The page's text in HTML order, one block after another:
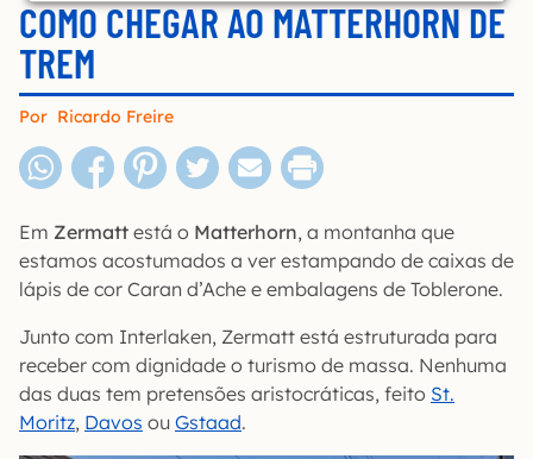
COMO CHEGAR AO MATTERHORN DE
TREM
Por Ricardo Freire
Em Zermatt está o Matterhorn, a montanha que
estamos acostumados a ver estampando de caixas de
lápis de cor Caran d’Ache e embalagens de Toblerone.
Junto com Interlaken, Zermatt está estruturada para
receber com dignidade o turismo de massa. Nenhuma
das duas tem pretensões aristocráticas, feito St.
Moritz, Davos ou Gstaad.